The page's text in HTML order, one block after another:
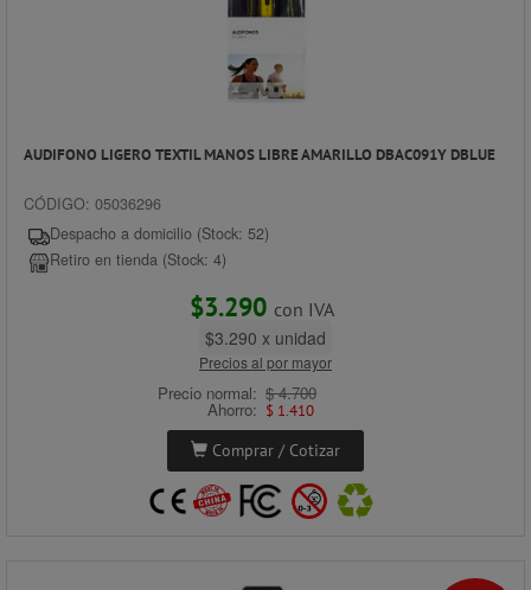
AUDIFONO LIGERO TEXTIL MANOS LIBRE AMARILLO DBAC091Y DBLUE
CÓDIGO: 05036296
Despacho a domicilio (Stock: 52)
Retiro en tienda (Stock: 4)
$3.290 con IVA
$3.290 x unidad
Precios al por mayor
Precio normal: $ 4.700
Ahorro: $ 1.410
Comprar / Cotizar